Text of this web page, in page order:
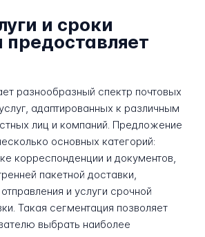
и сроки
предоставляет
разнообразный спектр почтовых
адаптированных к различным
лиц и компаний. Предложение
основных категорий:
корреспонденции и документов,
пакетной доставки,
и услуги срочной
Такая сегментация позволяет
выбрать наиболее